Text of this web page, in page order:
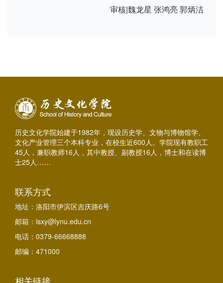
审核|魏龙星 张鸿亮 郭炳洁
历史文化学院始建于1982年，现设历史学、文物与博物馆学、
文化产业管理三个本科专业，在校生近600人。学院现有教职工
45人，兼职教师16人，其中教授、副教授16人，博士和在读博
士25人……
联系方式
地址：洛阳市伊滨区吉庆路6号
邮箱：lsxy@lynu.edu.cn
电话：0379-66668888
邮编：471000